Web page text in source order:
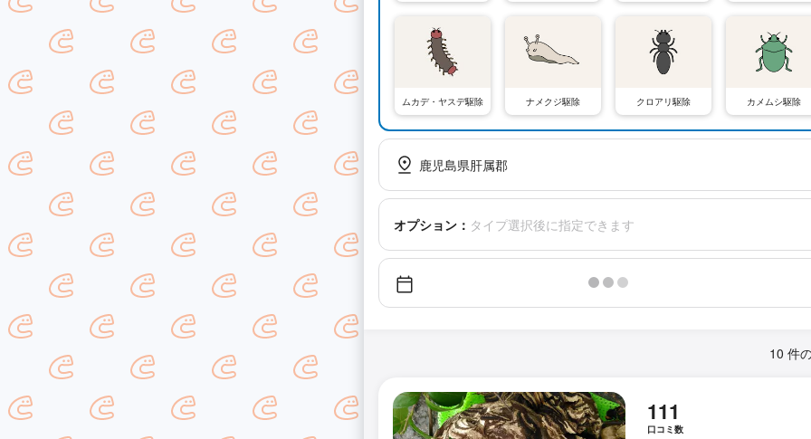
ムカデ・ヤスデ駆除 ナメクジ駆除 クロアリ駆除 カメムシ駆除
鹿児島県肝属郡
オプション： タイプ選択後に指定できます
10 件
111
口コミ数